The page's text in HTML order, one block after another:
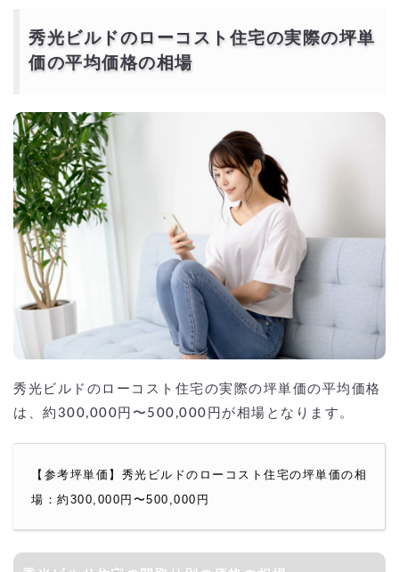
秀光ビルドのローコスト住宅の実際の坪単
価の平均価格の相場
秀光ビルドのローコスト住宅の実際の坪単価の平均価格
は、約300,000円〜500,000円が相場となります。
【参考坪単価】秀光ビルドのローコスト住宅の坪単価の相
場：約300,000円〜500,000円